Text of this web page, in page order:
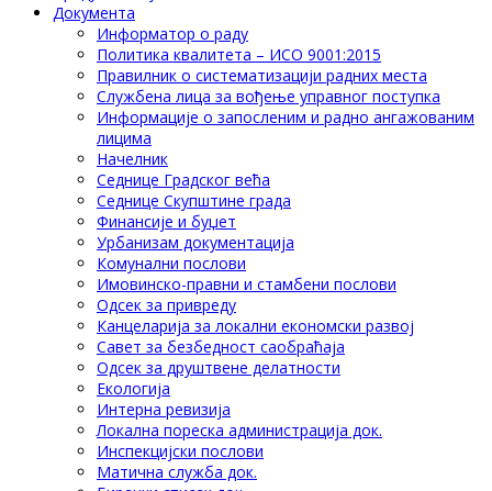
Документа
Информатор о раду
Политика квалитета – ИСО 9001:2015
Правилник о систематизацији радних места
Службена лица за вођење управног поступка
Информације о запосленим и радно ангажованим
лицима
Начелник
Седнице Градског већа
Седнице Скупштине града
Финансије и буџет
Урбанизам документација
Комунални послови
Имовинско-правни и стамбени послови
Одсек за привреду
Канцеларија за локални економски развој
Савет за безбедност саобраћаја
Одсек за друштвене делатности
Eкологија
Интерна ревизија
Локална пореска администрација док.
Инспекцијски послови
Матична служба док.